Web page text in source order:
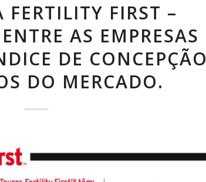
FERTILITY FIRST –
AS EMPRESAS
DE CONCEPÇÃO
DO MERCADO.